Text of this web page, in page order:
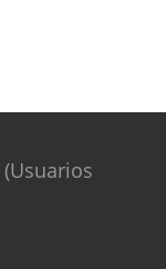
(Usuarios